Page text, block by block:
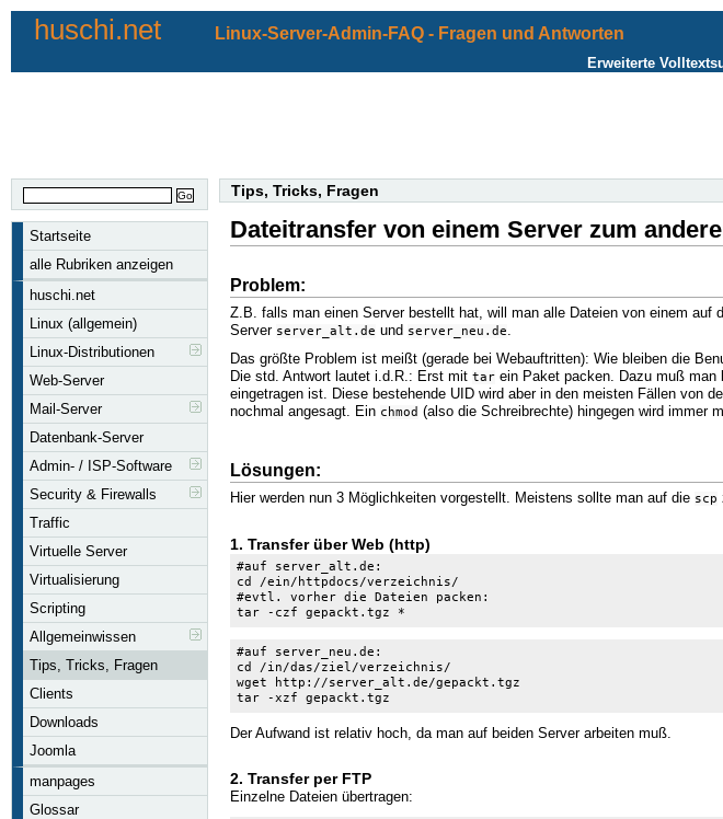
huschi.net Linux-Server-Admin-FAQ - Fragen und Antworten
Erweiterte
Startseite
alle Rubriken anzeigen
huschi.net
Linux (allgemein)
Linux-Distributionen
Web-Server
Mail-Server
Datenbank-Server
Admin- / ISP-Software
Security & Firewalls
Traffic
Virtuelle Server
Virtualisierung
Scripting
Allgemeinwissen
Tips, Tricks, Fragen
Clients
Downloads
Joomla
manpages
Glossar
Tips, Tricks, Fragen
Dateitransfer von einem Server zum
Problem:
Z.B. falls man einen Server bestellt hat, will man alle Dateien von einem auf
Server server_alt.de und server_neu.de.
Das größte Problem ist meißt (gerade bei Webauftritten): Wie bleiben die
Die std. Antwort lautet i.d.R.: Erst mit tar ein Paket packen. Dazu muß man
eingetragen ist. Diese bestehende UID wird aber in den meisten Fällen von
nochmal angesagt. Ein chmod (also die Schreibrechte) hingegen wird immer
Lösungen:
Hier werden nun 3 Möglichkeiten vorgestellt. Meistens sollte man auf die scp
1. Transfer über Web (http)
#auf server_alt.de:
cd /ein/httpdocs/verzeichnis/
#evtl. vorher die Dateien packen:
tar -czf gepackt.tgz *
#auf server_neu.de:
cd /in/das/ziel/verzeichnis/
wget http://server_alt.de/gepackt.tgz
tar -xzf gepackt.tgz
Der Aufwand ist relativ hoch, da man auf beiden Server arbeiten muß.
2. Transfer per FTP
Einzelne Dateien übertragen: